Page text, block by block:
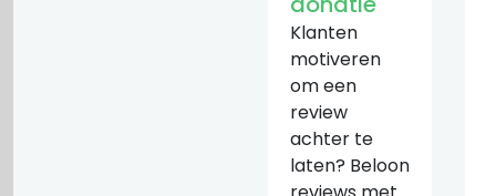
Klanten
motiveren
om een
review
achter te
laten? Beloon